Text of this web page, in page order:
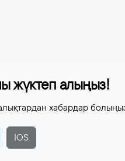
жүктеп алыңыз!
хабардар
IOS